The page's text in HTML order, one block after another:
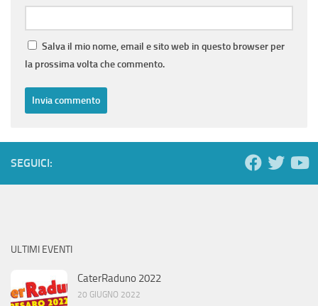
Salva il mio nome, email e sito web in questo browser per
la prossima volta che commento.
SEGUICI:
ULTIMI EVENTI
CaterRaduno 2022
20 GIUGNO 2022